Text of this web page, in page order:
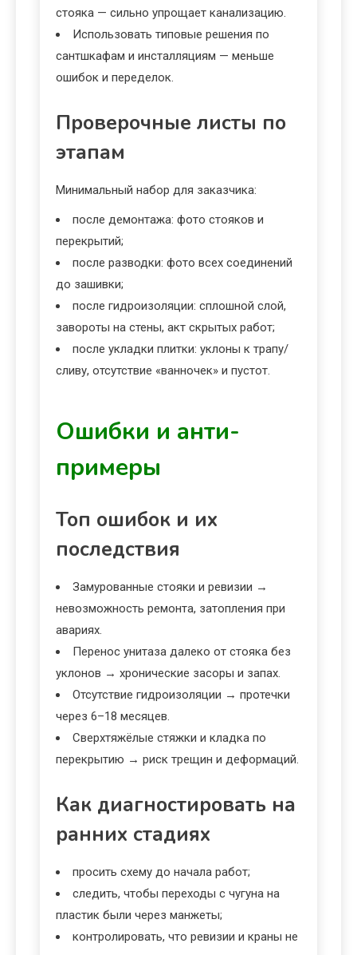
стояка — сильно упрощает канализацию.
Использовать типовые решения по
сантшкафам и инсталляциям — меньше
ошибок и переделок.
Проверочные листы по
этапам
Минимальный набор для заказчика:
после демонтажа: фото стояков и
перекрытий;
после разводки: фото всех соединений
до зашивки;
после гидроизоляции: сплошной слой,
завороты на стены, акт скрытых работ;
после укладки плитки: уклоны к трапу/
сливу, отсутствие «ванночек» и пустот.
Ошибки и анти-
примеры
Топ ошибок и их
последствия
Замурованные стояки и ревизии →
невозможность ремонта, затопления при
авариях.
Перенос унитаза далеко от стояка без
уклонов → хронические засоры и запах.
Отсутствие гидроизоляции → протечки
через 6–18 месяцев.
Сверхтяжёлые стяжки и кладка по
перекрытию → риск трещин и деформаций.
Как диагностировать на
ранних стадиях
просить схему до начала работ;
следить, чтобы переходы с чугуна на
пластик были через манжеты;
контролировать, что ревизии и краны не